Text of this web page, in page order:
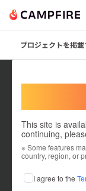
プロジェクトを掲
This site is
continuing,
※ Some features
country, region, or
I agree to the
これまでに2件の